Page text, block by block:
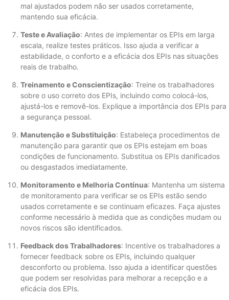
mal ajustados podem não ser usados ​​corretamente,
mantendo sua eficácia.
Teste e Avaliação: Antes de implementar os EPIs em larga
escala, realize testes práticos. Isso ajuda a verificar a
estabilidade, o conforto e a eficácia dos EPIs nas situações
reais de trabalho.
Treinamento e Conscientização: Treine os trabalhadores
sobre o uso correto dos EPIs, incluindo como colocá-los,
ajustá-los e removê-los. Explique a importância dos EPIs para
a segurança pessoal.
Manutenção e Substituição: Estabeleça procedimentos de
manutenção para garantir que os EPIs estejam em boas
condições de funcionamento. Substitua os EPIs danificados
ou desgastados imediatamente.
Monitoramento e Melhoria Contínua: Mantenha um sistema
de monitoramento para verificar se os EPIs estão sendo
usados ​​corretamente e se continuam eficazes. Faça ajustes
conforme necessário à medida que as condições mudam ou
novos riscos são identificados.
Feedback dos Trabalhadores: Incentive os trabalhadores a
fornecer feedback sobre os EPIs, incluindo qualquer
desconforto ou problema. Isso ajuda a identificar questões
que podem ser resolvidas para melhorar a recepção e a
eficácia dos EPIs.